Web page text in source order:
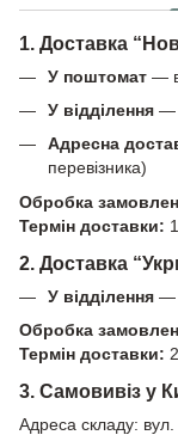
1. Доставка
У поштомат —
У відділення —
Адресна
перевізника)
Обробка
Термін доставки:
2. Доставка
У відділення —
Обробка
Термін доставки:
3. Самовивіз у
Адреса складу: